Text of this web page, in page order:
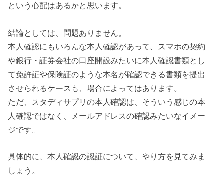
という心配はあるかと思います。
結論としては、問題ありません。
本人確認にもいろんな本人確認があって、スマホの契約
や銀行・証券会社の口座開設みたいに本人確認書類とし
て免許証や保険証のような本名が確認できる書類を提出
させられるケースも、場合によってはあります。
ただ、スタディサプリの本人確認は、そういう感じの本
人確認ではなく、メールアドレスの確認みたいなイメー
ジです。
具体的に、本人確認の認証について、やり方を見てみま
しょう。